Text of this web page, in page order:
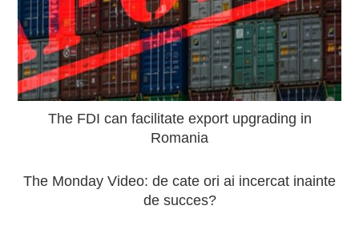
The FDI can facilitate export upgrading in
Romania
The Monday Video: de cate ori ai incercat inainte
de succes?